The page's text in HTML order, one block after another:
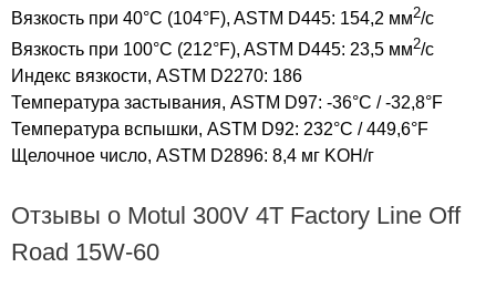
Вязкость при 40°C (104°F), ASTM D445: 154,2 мм2/с
Вязкость при 100°C (212°F), ASTM D445: 23,5 мм2/с
Индекс вязкости, ASTM D2270: 186
Температура застывания, ASTM D97: -36°C / -32,8°F
Температура вспышки, ASTM D92: 232°C / 449,6°F
Щелочное число, ASTM D2896: 8,4 мг KOH/г
Отзывы о Motul 300V 4T Factory Line Off
Road 15W-60